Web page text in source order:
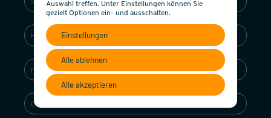
Auswahl treffen. Unter Einstellungen können Sie
gezielt Optionen ein- und ausschalten.
Einstellungen
Alle ablehnen
Alle akzeptieren